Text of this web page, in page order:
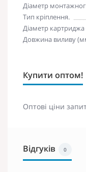
Діаметр
Тип кріплення.
Діаметр
Довжина виливу
Купити оптом!
Оптові ціни
Відгуків 0